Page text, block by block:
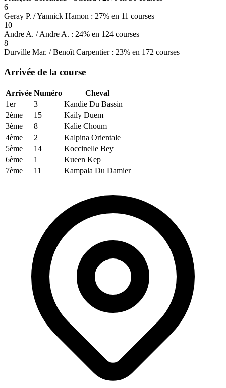
6
Geray P. / Yannick Hamon : 27% en 11 courses
10
Andre A. / Andre A. : 24% en 124 courses
8
Durville Mar. / Benoît Carpentier : 23% en 172 courses
Arrivée de la course
Arrivée Numéro
Cheval
1er
3
Kandie Du Bassin
2ème
15
Kaily Duem
3ème
8
Kalie Choum
4ème
2
Kalpina Orientale
5ème
14
Koccinelle Bey
6ème
1
Kueen Kep
7ème
11 Kampala Du Damier